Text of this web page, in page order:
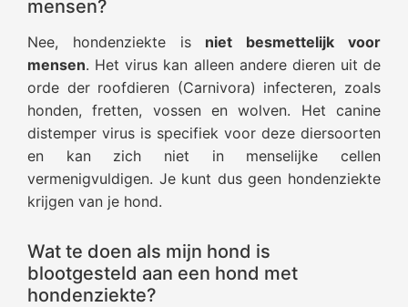
mensen?
Nee, hondenziekte is niet besmettelijk voor
mensen. Het virus kan alleen andere dieren uit de
orde der roofdieren (Carnivora) infecteren, zoals
honden, fretten, vossen en wolven. Het canine
distemper virus is specifiek voor deze diersoorten
en kan zich niet in menselijke cellen
vermenigvuldigen. Je kunt dus geen hondenziekte
krijgen van je hond.
Wat te doen als mijn hond is
blootgesteld aan een hond met
hondenziekte?